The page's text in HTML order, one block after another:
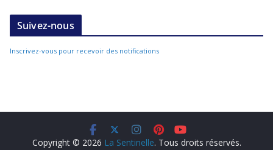
Suivez-nous
Inscrivez-vous pour recevoir des notifications
Copyright © 2026 La Sentinelle. Tous droits réservés.